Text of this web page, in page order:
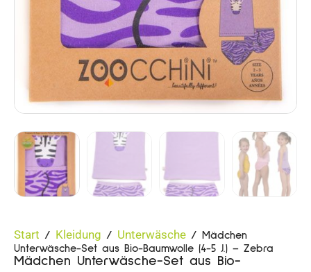
Start / Kleidung / Unterwäsche / Mädchen
Unterwäsche-Set aus Bio-Baumwolle (4-5 J.) – Zebra
Mädchen Unterwäsche-Set aus Bio-